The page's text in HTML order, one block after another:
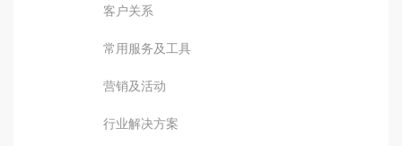
客户关系
常用服务及工具
营销及活动
行业解决方案